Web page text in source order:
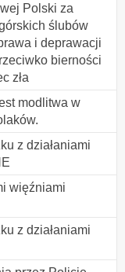
Polski za
ślubów
i deprawacji
bierności
zła
modlitwa w
z działaniami
więźniami
z działaniami